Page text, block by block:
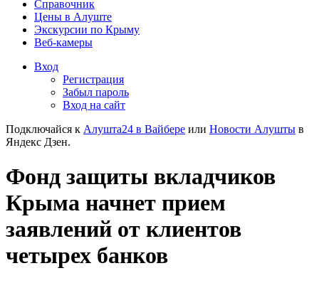
Справочник
Цены в Алуште
Экскурсии по Крыму
Веб-камеры
Вход
Регистрация
Забыл пароль
Вход на сайт
Подключайся к Алушта24 в Вайбере или Новости Алушты в
Яндекс Дзен.
Фонд защиты вкладчиков
Крыма начнет прием
заявлений от клиентов
четырех банков